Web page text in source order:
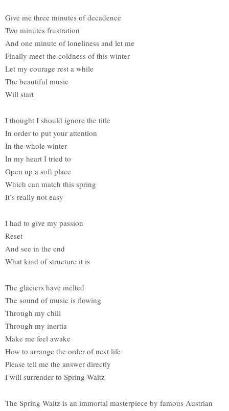
Give me three minutes of decadence
Two minutes frustration
And one minute of loneliness and let me
Finally meet the coldness of this winter
Let my courage rest a while
The beautiful music
Will start
I thought I should ignore the title
In order to put your attention
In the whole winter
In my heart I tried to
Open up a soft place
Which can match this spring
It’s really not easy
I had to give my passion
Reset
And see in the end
What kind of structure it is
The glaciers have melted
The sound of music is flowing
Through my chill
Through my inertia
Make me feel awake
How to arrange the order of next life
Please tell me the answer directly
I will surrender to Spring Waitz
The Spring Waitz is an immortal masterpiece by famous Austrian